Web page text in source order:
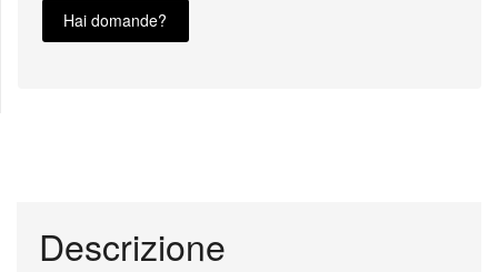
Hai domande?
Descrizione